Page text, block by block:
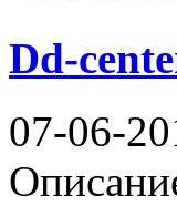
Dd-
07-06-